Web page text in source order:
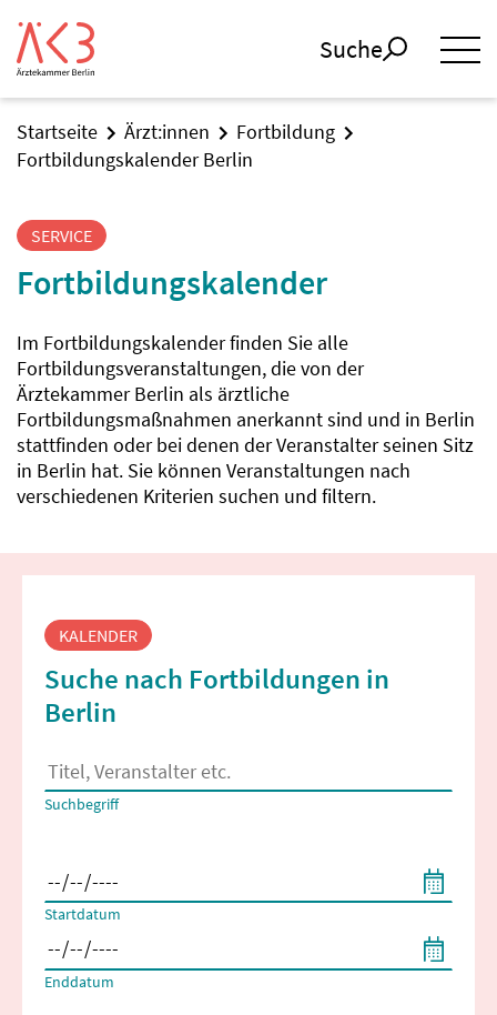
Suche
Startseite Ärzt:innen
Fortbildung
Fortbildungskalender Berlin
SERVICE
Fortbildungskalender
Im Fortbildungskalender finden Sie alle
Fortbildungsveranstaltungen, die von der
Ärztekammer Berlin als ärztliche
Fortbildungsmaßnahmen anerkannt sind und in Berlin
stattfinden oder bei denen der Veranstalter seinen Sitz
in Berlin hat. Sie können Veranstaltungen nach
verschiedenen Kriterien suchen und filtern.
Fortbildungssuche
KALENDER
Suche nach Fortbildungen in
Berlin
Es erscheinen Suchvorschläge, wenn mindestens 2 Zeichen
Suchbegriff
Startdatum
Enddatum